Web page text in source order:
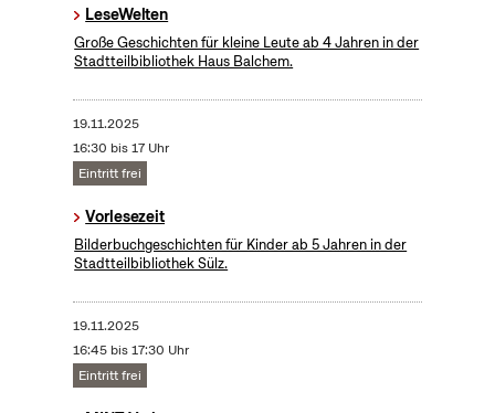
LeseWelten
Große Geschichten für kleine Leute ab 4 Jahren in der
Stadtteilbibliothek Haus Balchem.
19.11.2025
16:30 bis 17 Uhr
Eintritt frei
Vorlesezeit
Bilderbuchgeschichten für Kinder ab 5 Jahren in der
Stadtteilbibliothek Sülz.
19.11.2025
16:45 bis 17:30 Uhr
Eintritt frei